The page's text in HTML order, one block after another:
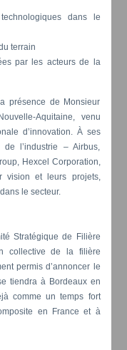
dans le
terrain
par les acteurs de la
présence de Monsieur
Aquitaine, venu
d’innovation. À ses
l’industrie – Airbus,
Hexcel Corporation,
vision et leurs projets,
le secteur.
Stratégique de Filière
collective de la filière
permis d’annoncer le
tiendra à Bordeaux en
comme un temps fort
en France et à